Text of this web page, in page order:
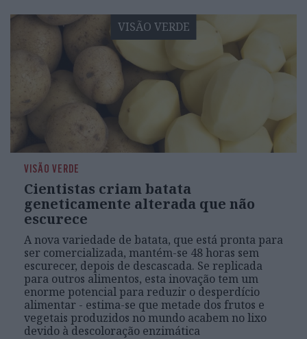
VISÃO VERDE
VISÃO VERDE
Cientistas criam batata
geneticamente alterada que não
escurece
A nova variedade de batata, que está pronta para
ser comercializada, mantém-se 48 horas sem
escurecer, depois de descascada. Se replicada
para outros alimentos, esta inovação tem um
enorme potencial para reduzir o desperdício
alimentar - estima-se que metade dos frutos e
vegetais produzidos no mundo acabem no lixo
devido à descoloração enzimática